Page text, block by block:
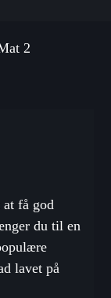
få god
du til en
lavet på